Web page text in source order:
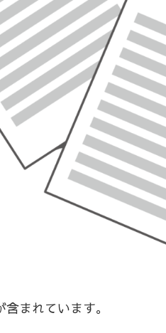
まれています。